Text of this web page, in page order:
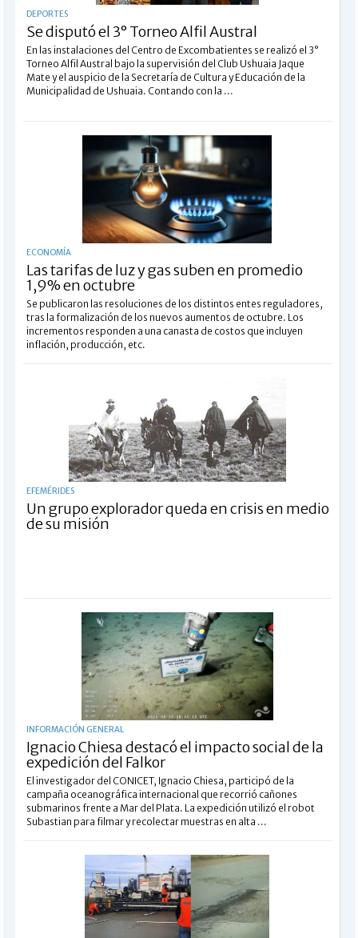
DEPORTES
Se disputó el 3° Torneo Alfil Austral
En las instalaciones del Centro de Excombatientes se realizó el 3°
Torneo Alfil Austral bajo la supervisión del Club Ushuaia Jaque
Mate y el auspicio de la Secretaría de Cultura y Educación de la
Municipalidad de Ushuaia. Contando con la ...
ECONOMÍA
Las tarifas de luz y gas suben en promedio
1,9% en octubre
Se publicaron las resoluciones de los distintos entes reguladores,
tras la formalización de los nuevos aumentos de octubre. Los
incrementos responden a una canasta de costos que incluyen
inflación, producción, etc.
EFEMÉRIDES
Un grupo explorador queda en crisis en medio
de su misión
INFORMACIÓN GENERAL
Ignacio Chiesa destacó el impacto social de la
expedición del Falkor
El investigador del CONICET, Ignacio Chiesa, participó de la
campaña oceanográfica internacional que recorrió cañones
submarinos frente a Mar del Plata. La expedición utilizó el robot
Subastian para filmar y recolectar muestras en alta ...